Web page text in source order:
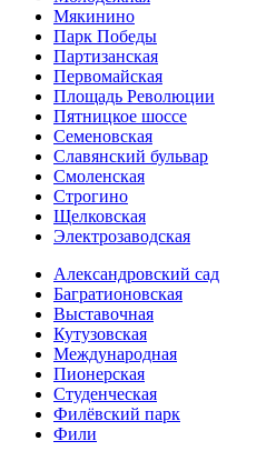
Мякинино
Парк Победы
Партизанская
Первомайская
Площадь Революции
Пятницкое шоссе
Семеновская
Славянский бульвар
Смоленская
Строгино
Щелковская
Электро­заводская
Александ­ровский сад
Багратионовская
Выставочная
Кутузовская
Международная
Пионерская
Студенческая
Филёвский парк
Фили